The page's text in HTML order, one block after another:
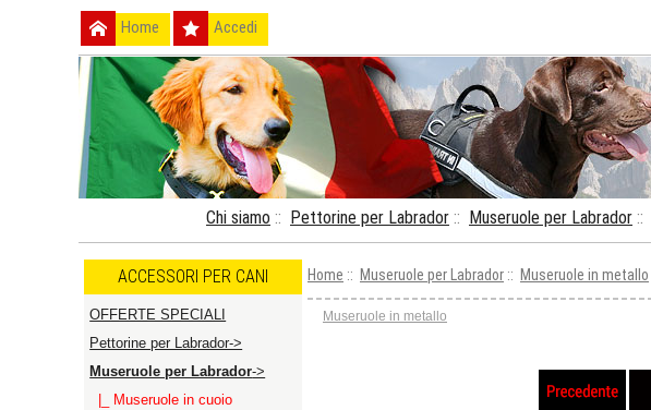
Home Accedi
Chi siamo :: Pettorine per Labrador :: Museruole per Labrador ::
ACCESSORI PER CANI
OFFERTE SPECIALI
Pettorine per Labrador->
Museruole per Labrador->
|_ Museruole in cuoio
Home :: Museruole per Labrador :: Museruole in metallo
Museruole in metallo